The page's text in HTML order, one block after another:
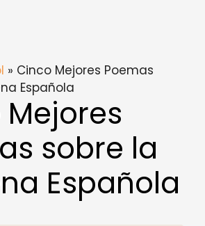
» Cinco Mejores Poemas
Española
sobre la
Española